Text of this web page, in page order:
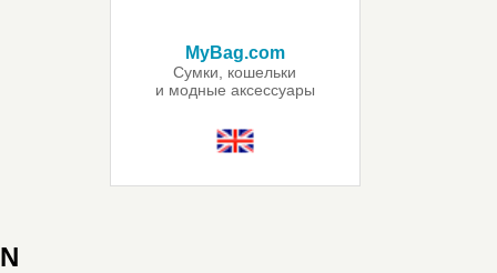
MyBag.com
Сумки, кошельки
и модные аксессуары
N